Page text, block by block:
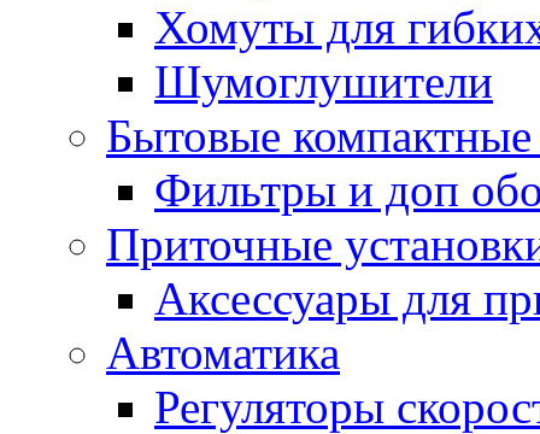
Хомуты для
Шумоглушители
Бытовые
Фильтры и доп
Приточные
Аксессуары для
Автоматика
Регуляторы